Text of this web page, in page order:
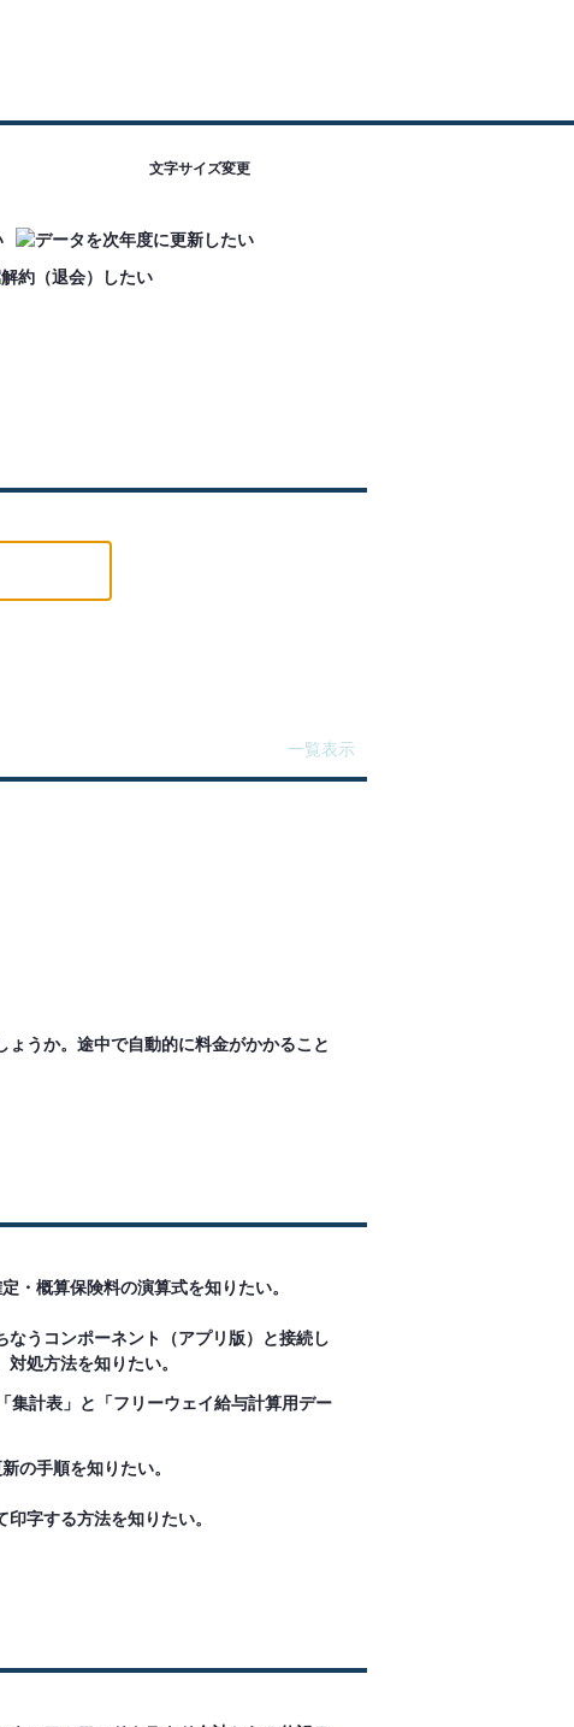
文字サイズ変更
一覧表示
うか。途中で自動的に料金がかかること
・概算保険料の演算式を知りたい。
うコンポーネント（アプリ版）と接続し
処方法を知りたい。
集計表」と「フリーウェイ給与計算用デー
の手順を知りたい。
字する方法を知りたい。